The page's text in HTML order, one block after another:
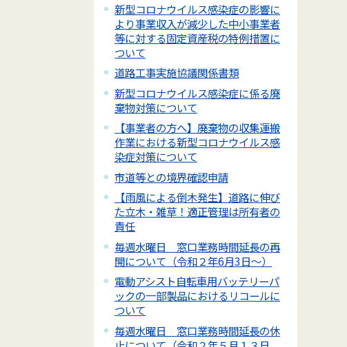
新型コロナウイルス感染症の影響に
より事業収入が減少した中小事業者
等に対する固定資産税の特例措置に
ついて
道路工事実施協議関係書類
新型コロナウイルス感染症に係る廃
棄物対策について
【事業者の方へ】廃棄物の収集運搬
作業における新型コロナウイルス感
染症対策について
市道等との境界確認申請
【雨風による倒木発生】道路に伸び
た立木・雑草！適正管理は所有者の
責任
毎週水曜日 窓口業務時間延長の再
開について（令和２年6月3日～）
電動アシスト自転車用バッテリーパ
ックの一部製品におけるリコールに
ついて
毎週水曜日 窓口業務時間延長の休